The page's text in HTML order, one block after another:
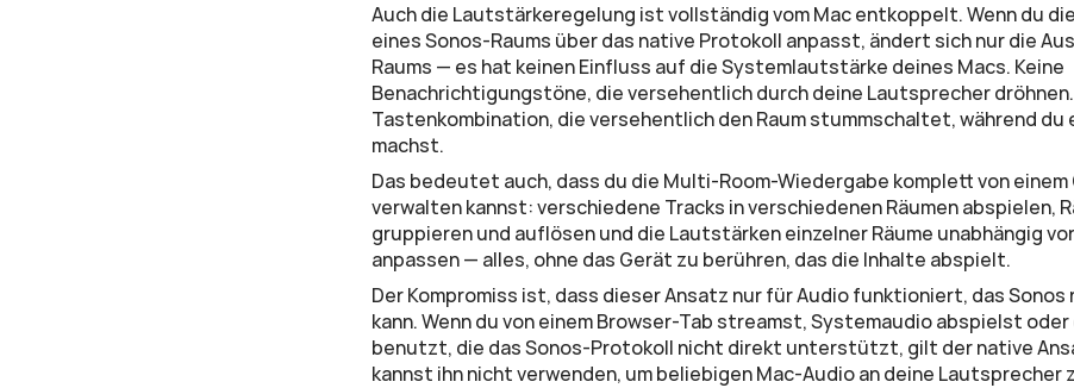
Auch die Lautstärkeregelung ist vollständig vom Mac entkoppelt. Wenn du
eines Sonos-Raums über das native Protokoll anpasst, ändert sich nur die
Raums — es hat keinen Einfluss auf die Systemlautstärke deines Macs. Keine
Benachrichtigungstöne, die versehentlich durch deine Lautsprecher dröhnen.
Tastenkombination, die versehentlich den Raum stummschaltet, während du
machst.
Das bedeutet auch, dass du die Multi-Room-Wiedergabe komplett von einem
verwalten kannst: verschiedene Tracks in verschiedenen Räumen abspielen,
gruppieren und auflösen und die Lautstärken einzelner Räume unabhängig
anpassen — alles, ohne das Gerät zu berühren, das die Inhalte abspielt.
Der Kompromiss ist, dass dieser Ansatz nur für Audio funktioniert, das Sonos
kann. Wenn du von einem Browser-Tab streamst, Systemaudio abspielst oder
benutzt, die das Sonos-Protokoll nicht direkt unterstützt, gilt der native
kannst ihn nicht verwenden, um beliebigen Mac-Audio an deine Lautsprecher